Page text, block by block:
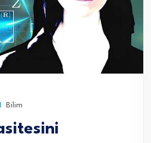
Bilim